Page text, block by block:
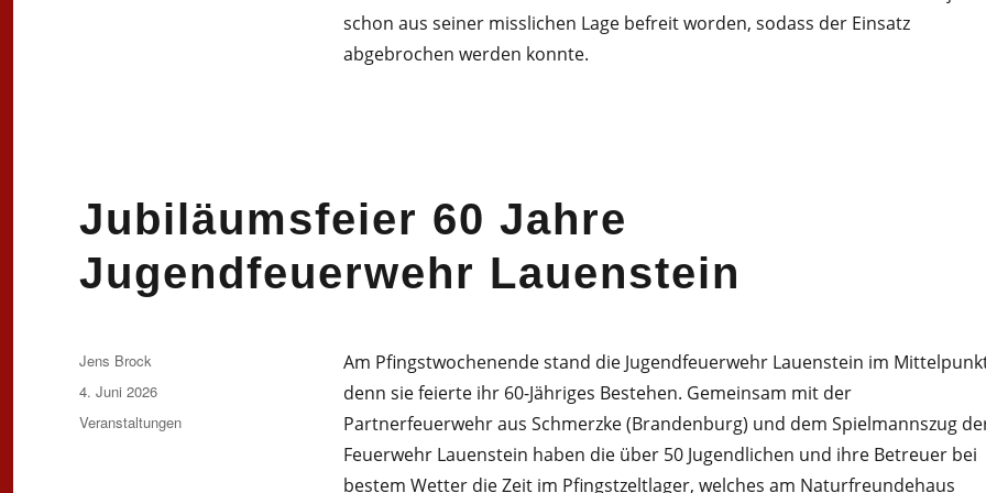
schon aus seiner misslichen Lage befreit worden, sodass der Einsatz
abgebrochen werden konnte.
Jubiläumsfeier 60 Jahre
Jugendfeuerwehr Lauenstein
Am Pfingstwochenende stand die Jugendfeuerwehr Lauenstein im
denn sie feierte ihr 60-Jähriges Bestehen. Gemeinsam mit der
Partnerfeuerwehr aus Schmerzke (Brandenburg) und dem Spielmannszug
Feuerwehr Lauenstein haben die über 50 Jugendlichen und ihre Betreuer bei
bestem Wetter die Zeit im Pfingstzeltlager, welches am Naturfreundehaus
Autor
Jens Brock
Veröffentlicht
am
4. Juni 2026
Kategorien
Veranstaltungen